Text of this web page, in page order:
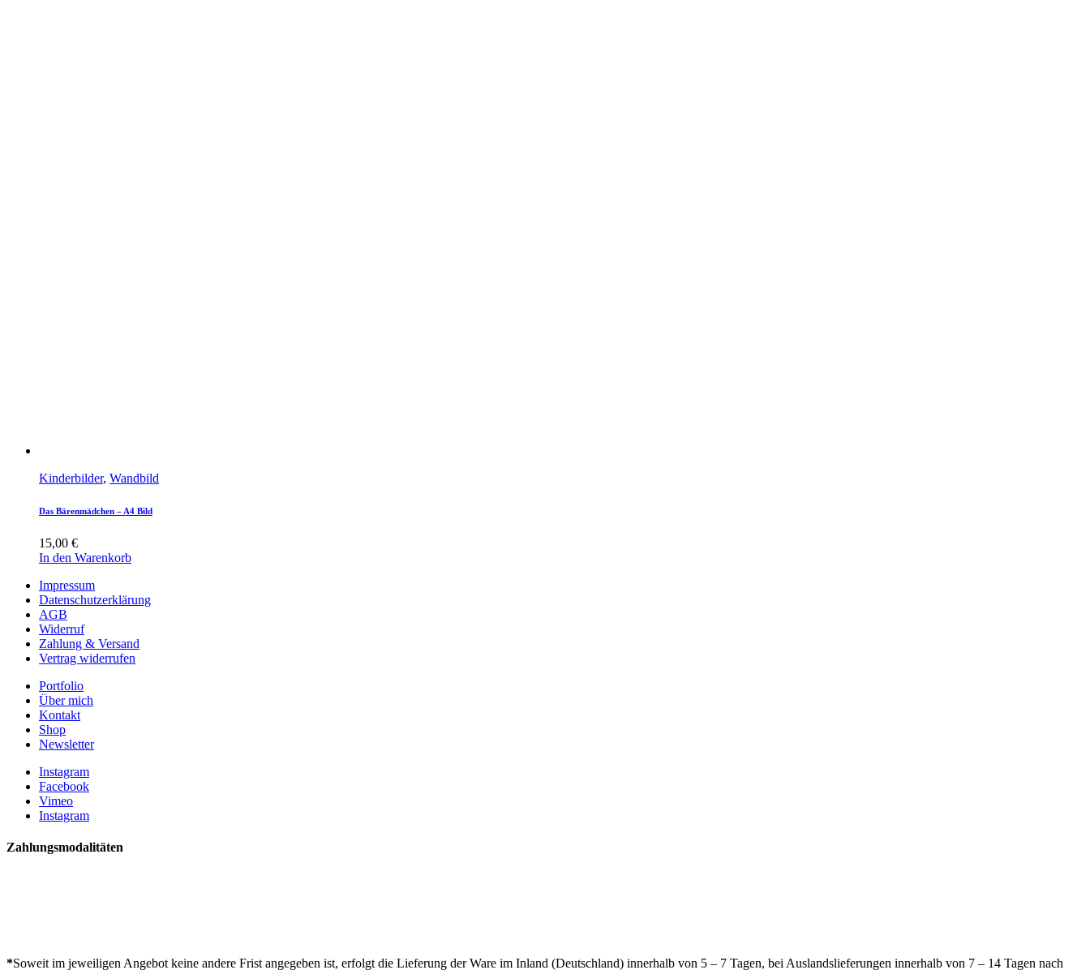
Kinderbilder, Wandbild
Das Bärenmädchen – A4 Bild
15,00 €
In den Warenkorb
Impressum
Datenschutzerklärung
AGB
Widerruf
Zahlung & Versand
Vertrag widerrufen
Portfolio
Über mich
Kontakt
Shop
Newsletter
Instagram
Facebook
Vimeo
Instagram
Zahlungsmodalitäten
*Soweit im jeweiligen Angebot keine andere Frist angegeben ist, erfolgt die Lieferung der Ware im Inland (Deutschland) innerhalb von 5 – 7 Tagen, bei Auslandslieferungen innerhalb von 7 – 14 Tagen nach